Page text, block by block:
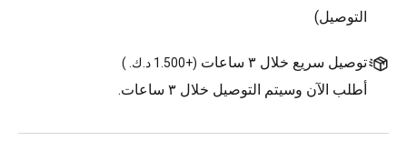
التوصيل)
توصيل سريع خلال ٣ ساعات (+1.500 د.ك. )
أطلب الآن وسيتم التوصيل خلال ٣ ساعات.